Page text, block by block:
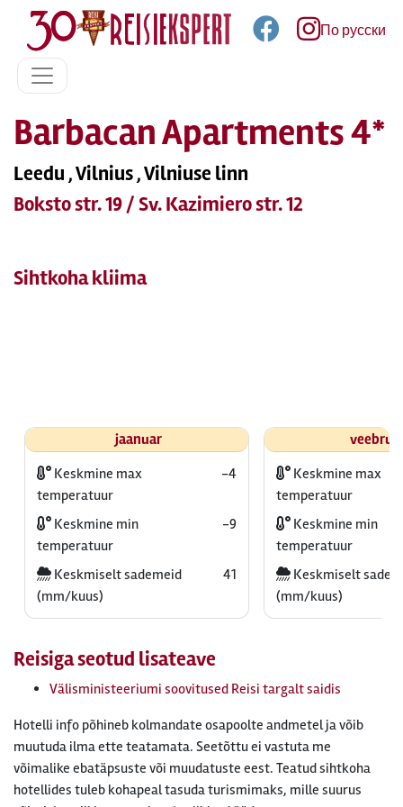
По русски
Barbacan Apartments 4*
Leedu , Vilnius , Vilniuse linn
Boksto str. 19 / Sv. Kazimiero str. 12
Sihtkoha kliima
jaanuar
Keskmine max
temperatuur
-4
Keskmine min
temperatuur
-9
Keskmiselt sademeid
(mm/kuus)
41
Keskmine max
temperatuur
Keskmine min
temperatuur
Keskmiselt
(mm/kuus)
Reisiga seotud lisateave
Välisministeeriumi soovitused Reisi targalt saidis
Hotelli info põhineb kolmandate osapoolte andmetel ja võib
muutuda ilma ette teatamata. Seetõttu ei vastuta me
võimalike ebatäpsuste või muudatuste eest. Teatud sihtkoha
hotellides tuleb kohapeal tasuda turismimaks, mille suurus